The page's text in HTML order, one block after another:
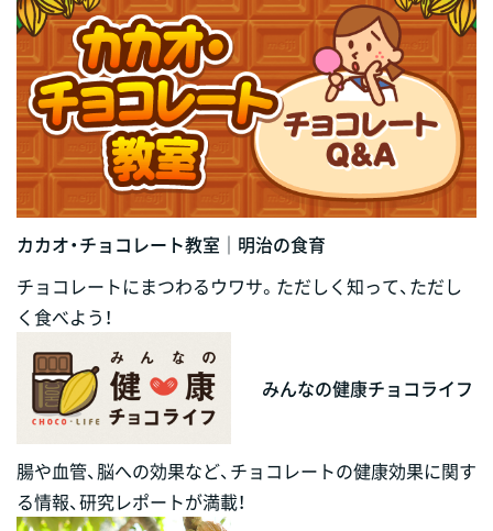
カカオ・チョコレート教室｜明治の食育
チョコレートにまつわるウワサ。ただしく知って、ただし
く食べよう！
みんなの健康チョコライフ
腸や血管、脳への効果など、チョコレートの健康効果に関す
る情報、研究レポートが満載！